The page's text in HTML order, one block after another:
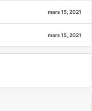
mars 15, 2021
mars 15, 2021